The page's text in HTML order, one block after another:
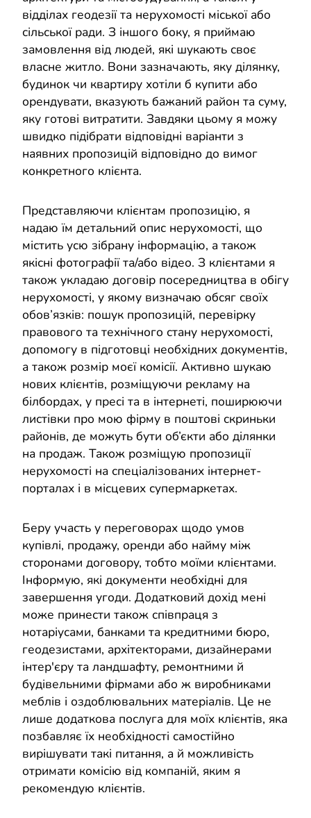
відділах геодезії та нерухомості міської або
сільської ради. З іншого боку, я приймаю
замовлення від людей, які шукають своє
власне житло. Вони зазначають, яку ділянку,
будинок чи квартиру хотіли б купити або
орендувати, вказують бажаний район та суму,
яку готові витратити. Завдяки цьому я можу
швидко підібрати відповідні варіанти з
наявних пропозицій відповідно до вимог
конкретного клієнта.
Представляючи клієнтам пропозицію, я
надаю їм детальний опис нерухомості, що
містить усю зібрану інформацію, а також
якісні фотографії та/або відео. З клієнтами я
також укладаю договір посередництва в обігу
нерухомості, у якому визначаю обсяг своїх
обов’язків: пошук пропозицій, перевірку
правового та технічного стану нерухомості,
допомогу в підготовці необхідних документів,
а також розмір моєї комісії. Активно шукаю
нових клієнтів, розміщуючи рекламу на
білбордах, у пресі та в інтернеті, поширюючи
листівки про мою фірму в поштові скриньки
районів, де можуть бути об’єкти або ділянки
на продаж. Також розміщую пропозиції
нерухомості на спеціалізованих інтернет-
порталах і в місцевих супермаркетах.
Беру участь у переговорах щодо умов
купівлі, продажу, оренди або найму між
сторонами договору, тобто моїми клієнтами.
Інформую, які документи необхідні для
завершення угоди. Додатковий дохід мені
може принести також співпраця з
нотаріусами, банками та кредитними бюро,
геодезистами, архітекторами, дизайнерами
інтер'єру та ландшафту, ремонтними й
будівельними фірмами або ж виробниками
меблів і оздоблювальних матеріалів. Це не
лише додаткова послуга для моїх клієнтів, яка
позбавляє їх необхідності самостійно
вирішувати такі питання, а й можливість
отримати комісію від компаній, яким я
рекомендую клієнтів.